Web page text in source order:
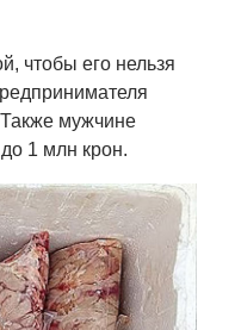
чтобы его нельзя
Также мужчине
1 млн крон.